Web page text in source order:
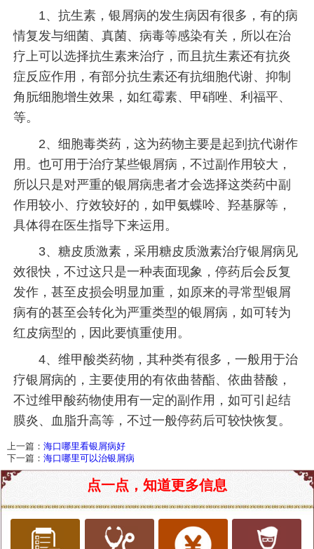
1、抗生素，银屑病的发生病因有很多，有的病
情复发与细菌、真菌、病毒等感染有关，所以在治
疗上可以选择抗生素来治疗，而且抗生素还有抗炎
症反应作用，有部分抗生素还有抗细胞代谢、抑制
角朊细胞增生效果，如红霉素、甲硝唑、利福平、
等。
2、细胞毒类药，这为药物主要是起到抗代谢作
用。也可用于治疗某些银屑病，不过副作用较大，
所以只是对严重的银屑病患者才会选择这类药中副
作用较小、疗效较好的，如甲氨蝶呤、羟基脲等，
具体得在医生指导下来运用。
3、糖皮质激素，采用糖皮质激素治疗银屑病见
效很快，不过这只是一种表面现象，停药后会反复
发作，甚至皮损会明显加重，如原来的寻常型银屑
病有的甚至会转化为严重类型的银屑病，如可转为
红皮病型的，因此要慎重使用。
4、维甲酸类药物，其种类有很多，一般用于治
疗银屑病的，主要使用的有依曲替酯、依曲替酸，
不过维甲酸药物使用有一定的副作用，如可引起结
膜炎、血脂升高等，不过一般停药后可较快恢复。
上一篇： 海口哪里看银屑病好
下一篇： 海口哪里可以治银屑病
点一点，知道更多信息